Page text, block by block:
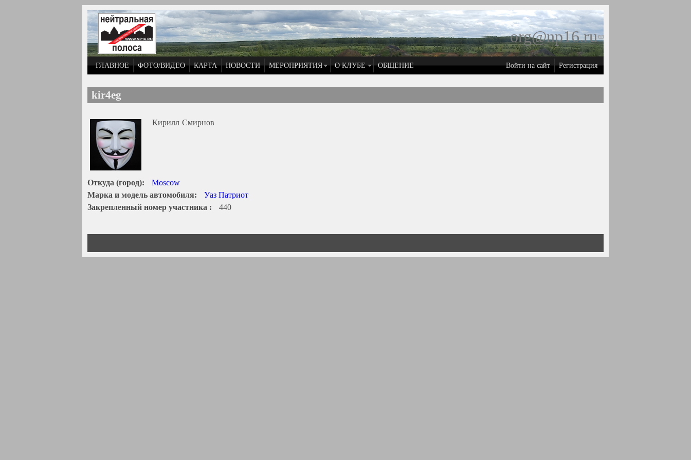
Перейти к основному содержанию
org@np16.ru(ссылка для
отправки
ГЛАВНОЕ ФОТО/ВИДЕО КАРТА НОВОСТИ МЕРОПРИЯТИЯ О КЛУБЕ ОБЩЕНИЕ Войти на сайт Регистрация
kir4eg
Кирилл Смирнов
Откуда (город):
Moscow
Марка и модель автомобиля:
Уаз Патриот
Закрепленный номер участника :
440